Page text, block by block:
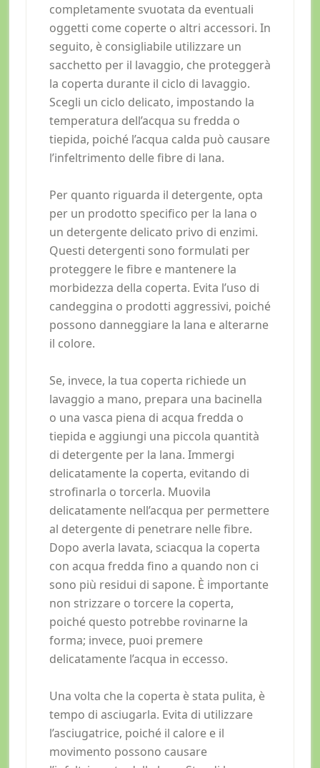
completamente svuotata da eventuali
oggetti come coperte o altri accessori. In
seguito, è consigliabile utilizzare un
sacchetto per il lavaggio, che proteggerà
la coperta durante il ciclo di lavaggio.
Scegli un ciclo delicato, impostando la
temperatura dell’acqua su fredda o
tiepida, poiché l’acqua calda può causare
l’infeltrimento delle fibre di lana.
Per quanto riguarda il detergente, opta
per un prodotto specifico per la lana o
un detergente delicato privo di enzimi.
Questi detergenti sono formulati per
proteggere le fibre e mantenere la
morbidezza della coperta. Evita l’uso di
candeggina o prodotti aggressivi, poiché
possono danneggiare la lana e alterarne
il colore.
Se, invece, la tua coperta richiede un
lavaggio a mano, prepara una bacinella
o una vasca piena di acqua fredda o
tiepida e aggiungi una piccola quantità
di detergente per la lana. Immergi
delicatamente la coperta, evitando di
strofinarla o torcerla. Muovila
delicatamente nell’acqua per permettere
al detergente di penetrare nelle fibre.
Dopo averla lavata, sciacqua la coperta
con acqua fredda fino a quando non ci
sono più residui di sapone. È importante
non strizzare o torcere la coperta,
poiché questo potrebbe rovinarne la
forma; invece, puoi premere
delicatamente l’acqua in eccesso.
Una volta che la coperta è stata pulita, è
tempo di asciugarla. Evita di utilizzare
l’asciugatrice, poiché il calore e il
movimento possono causare